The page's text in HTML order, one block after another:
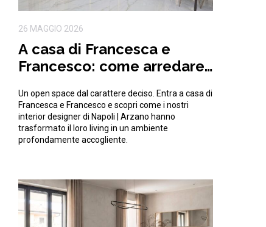
26 MAGGIO 2026
A casa di Francesca e
Francesco: come arredare
di tendenza
Un open space dal carattere deciso. Entra a casa di
Francesca e Francesco e scopri come i nostri
interior designer di Napoli | Arzano hanno
trasformato il loro living in un ambiente
profondamente accogliente.